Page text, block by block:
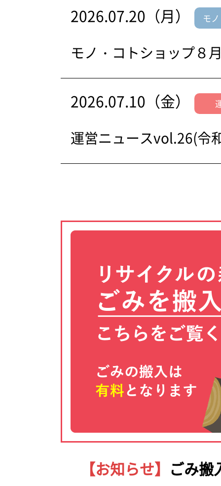
2026.07.20（月） モ
モノ・コトショップ８
2026.07.10（金）
運営ニュースvol.26(令
【お知らせ】 ごみ搬